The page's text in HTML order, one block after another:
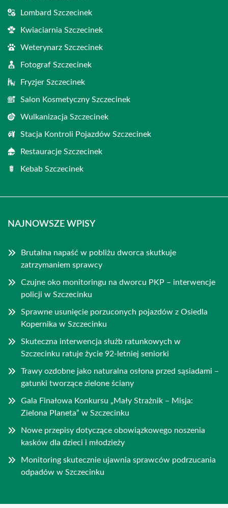
Lombard Szczecinek
Kwiaciarnia Szczecinek
Weterynarz Szczecinek
Fotograf Szczecinek
Fryzjer Szczecinek
Salon Kosmetyczny Szczecinek
Wulkanizacja Szczecinek
Stacja Kontroli Pojazdów Szczecinek
Restauracje Szczecinek
Kebab Szczecinek
NAJNOWSZE WPISY
Brutalna napaść w pobliżu dworca skutkuje
zatrzymaniem sprawcy
Czujne oko monitoringu na dworcu PKP – interwencje
policji w Szczecinku
Sprawne usunięcie porzuconych pojazdów z Osiedla
Kopernika w Szczecinku
Skuteczna interwencja służb ratunkowych w
Szczecinku ratuje życie 92-letniej seniorki
Trawy ozdobne jako naturalna osłona przed sąsiadami –
gatunki tworzące zielone ściany
Gala Finałowa Konkursu „Mały Strażnik – Misja:
Zielona Planeta” w Szczecinku
Nowe przepisy dotyczące obowiązkowego noszenia
kasków dla dzieci i młodzieży
Monitoring skutecznie ujawnia sprawców podrzucania
odpadów w Szczecinku